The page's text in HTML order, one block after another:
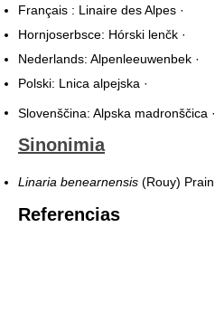
Français : Linaire des Alpes ·
Hornjoserbsce: Hórski lenčk ·
Nederlands: Alpenleeuwenbek ·
Polski: Lnica alpejska ·
Slovenščina: Alpska madronščica ·
Sinonimia
Linaria benearnensis (Rouy) Prain.
Referencias